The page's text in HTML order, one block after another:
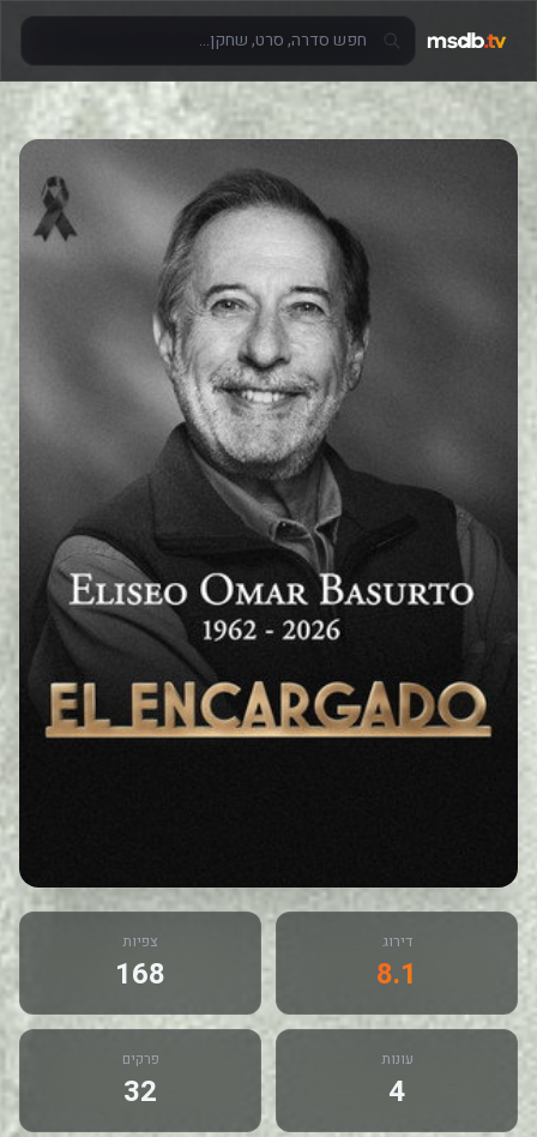
דירוג
8.1
צפיות
168
עונות
4
פרקים
32